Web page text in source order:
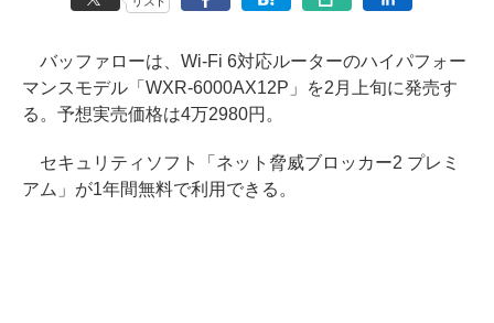
バッファローは、Wi-Fi 6対応ルーターのハイパフォー
マンスモデル「WXR-6000AX12P」を2月上旬に発売す
る。予想実売価格は4万2980円。
セキュリティソフト「ネット脅威ブロッカー2 プレミ
アム」が1年間無料で利用できる。